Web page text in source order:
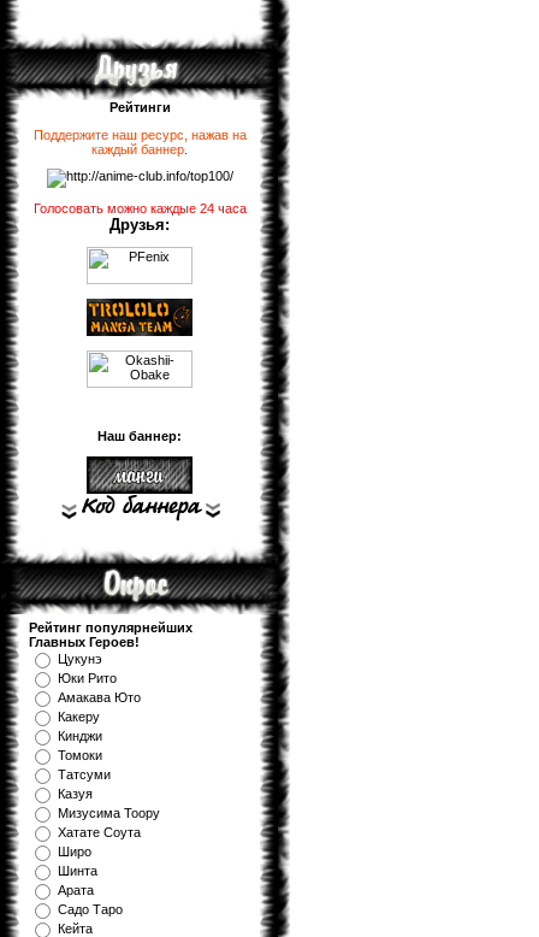
Рейтинги
Поддержите наш ресурс, нажав на
каждый баннер
Голосовать можно каждые 24 часа
Друзья:
Наш баннер:
Рейтинг популярнейших
Главных Героев!
Цукунэ
Юки Рито
Амакава Юто
Какеру
Кинджи
Томоки
Татсуми
Казуя
Мизуcима Тоору
Хатате Соута
Широ
Шинта
Арата
Садо Таро
Кейта